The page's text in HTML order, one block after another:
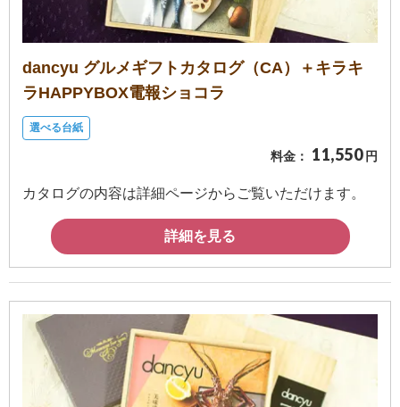
dancyu グルメギフトカタログ（CA）＋キラキ
ラHAPPYBOX電報ショコラ
選べる台紙
料金： 11,550 円
カタログの内容は詳細ページからご覧いただけます。
詳細を見る